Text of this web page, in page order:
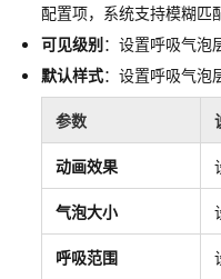
配置项，系统支持模糊匹
可见级别：设置呼吸气泡
默认样式：设置呼吸气泡
参数
动画效果
气泡大小
呼吸范围